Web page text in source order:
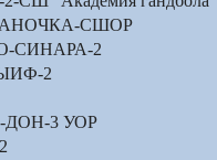
СШОР
СИНАРА-2
2
3 УОР